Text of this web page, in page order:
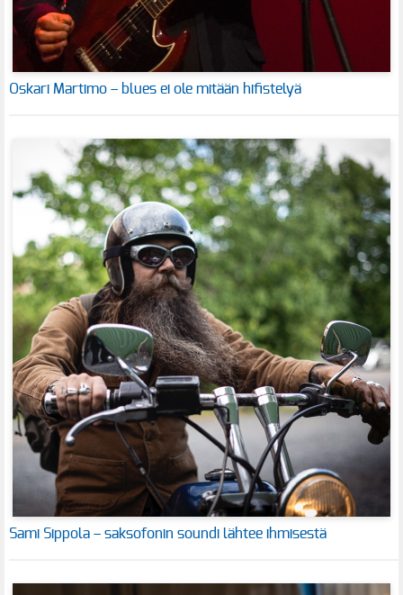
Oskari Martimo – blues ei ole mitään hifistelyä
Sami Sippola – saksofonin soundi lähtee ihmisestä